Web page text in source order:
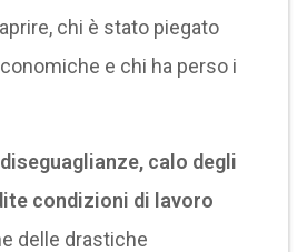
chi è stato piegato
e chi ha perso i
calo degli
condizioni di lavoro
delle drastiche